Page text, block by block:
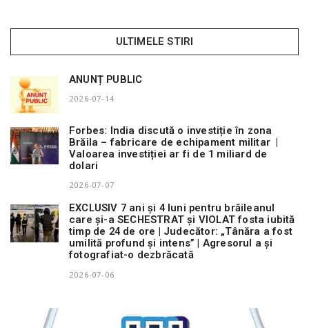
ULTIMELE STIRI
ANUNȚ PUBLIC
2026-07-14
Forbes: India discută o investiție în zona
Brăila – fabricare de echipament militar |
Valoarea investiției ar fi de 1 miliard de
dolari
2026-07-07
EXCLUSIV 7 ani și 4 luni pentru brăileanul
care și-a SECHESTRAT și VIOLAT fosta iubită
timp de 24 de ore | Judecător: „Tânăra a fost
umilită profund și intens” | Agresorul a și
fotografiat-o dezbrăcată
2026-07-06